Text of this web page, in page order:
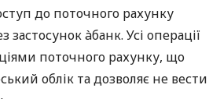
до поточного рахунку
застосунок àбанк. Усі операції
поточного рахунку, що
облік та дозволяє не вести